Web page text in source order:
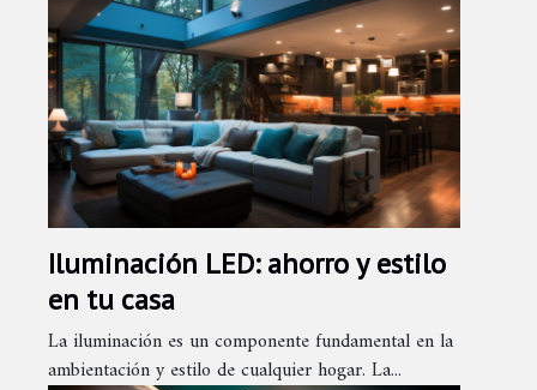
Iluminación LED: ahorro y estilo
en tu casa
La iluminación es un componente fundamental en la
ambientación y estilo de cualquier hogar. La...